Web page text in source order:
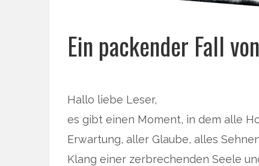
Ein packender Fall
Hallo liebe Leser,
es gibt einen Moment, in dem alle
Erwartung, aller Glaube, alles
Klang einer zerbrechenden Seele